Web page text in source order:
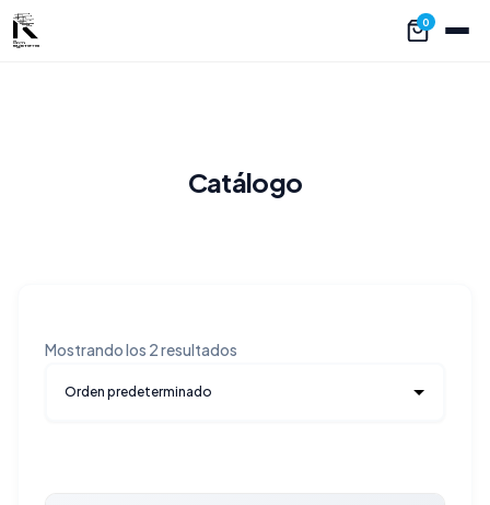
0
Catálogo
Mostrando los 2 resultados